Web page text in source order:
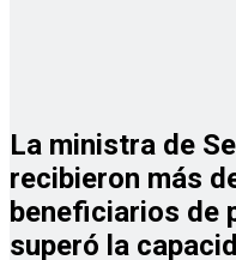
La ministra de
recibieron más
beneficiarios de
superó la